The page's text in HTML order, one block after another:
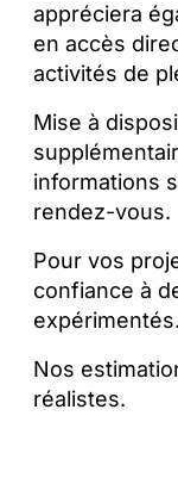
appréciera
en accès
activités de
Mise à
informations
rendez-vous.
Pour vos
confiance à
expérimentés.
Nos
réalistes.